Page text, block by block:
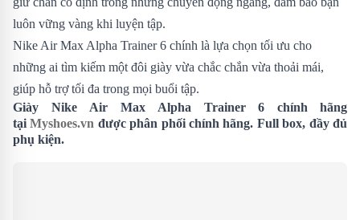
luôn vững vàng khi luyện tập.
Nike Air Max Alpha Trainer 6 chính là lựa chọn tối ưu cho
những ai tìm kiếm một đôi giày vừa chắc chắn vừa thoải mái,
giúp hỗ trợ tối đa trong mọi buổi tập.
Giày Nike Air Max Alpha Trainer 6 chính hãng
tạiMyshoes.vn được phân phối chính hãng. Full box, đầy đủ
phụ kiện.